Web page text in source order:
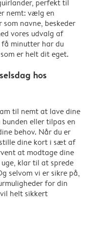
perfekt til
nemt: vælg en
navne, beskeder
vores udvalg af
minutter har du
er helt dit eget.
hos
til nemt at lave dine
eller tilpas en
behov. Når du er
dine kort i sæt af
at modtage dine
klar til at sprede
selvom vi er sikre på,
for din
helt sikkert